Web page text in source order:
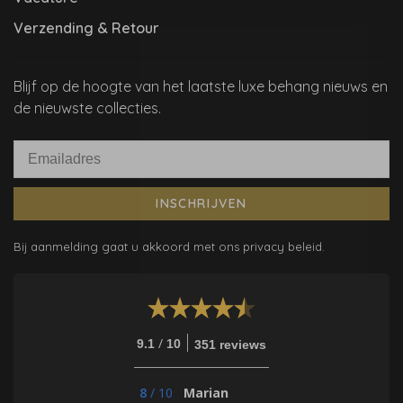
Verzending & Retour
Blijf op de hoogte van het laatste luxe behang nieuws en
de nieuwste collecties.
INSCHRIJVEN
Bij aanmelding gaat u akkoord met ons privacy beleid.
9.1 / 10 351 reviews
8 / 10
Marian